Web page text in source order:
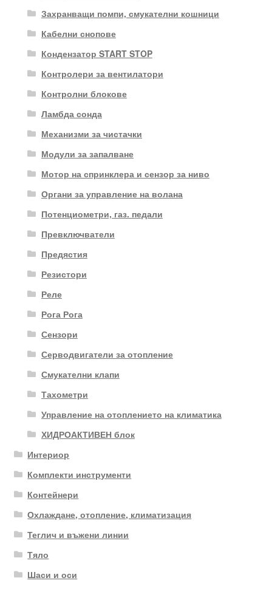
Захранващи помпи, смукателни кошници
Кабелни снопове
Кондензатор START STOP
Контролери за вентилатори
Контролни блокове
Ламбда сонда
Механизми за чистачки
Модули за запалване
Мотор на спринклера и сензор за ниво
Органи за управление на волана
Потенциометри, газ. педали
Превключватели
Предястия
Резистори
Реле
Рога Рога
Сензори
Серводвигатели за отопление
Смукателни клапи
Тахометри
Управление на отоплението на климатика
ХИДРОАКТИВЕН блок
Интериор
Комплекти инструменти
Контейнери
Охлаждане, отопление, климатизация
Теглич и въжени линии
Тяло
Шаси и оси